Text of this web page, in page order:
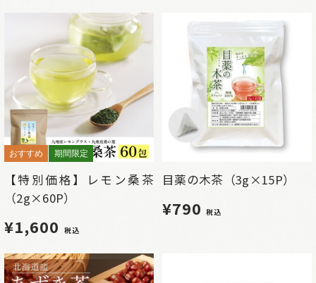
おすすめ 期間限定
【特別価格】レモン桑茶
（2g×60P）
¥1,600 税込
目薬の木茶（3g×15P）
¥790税込